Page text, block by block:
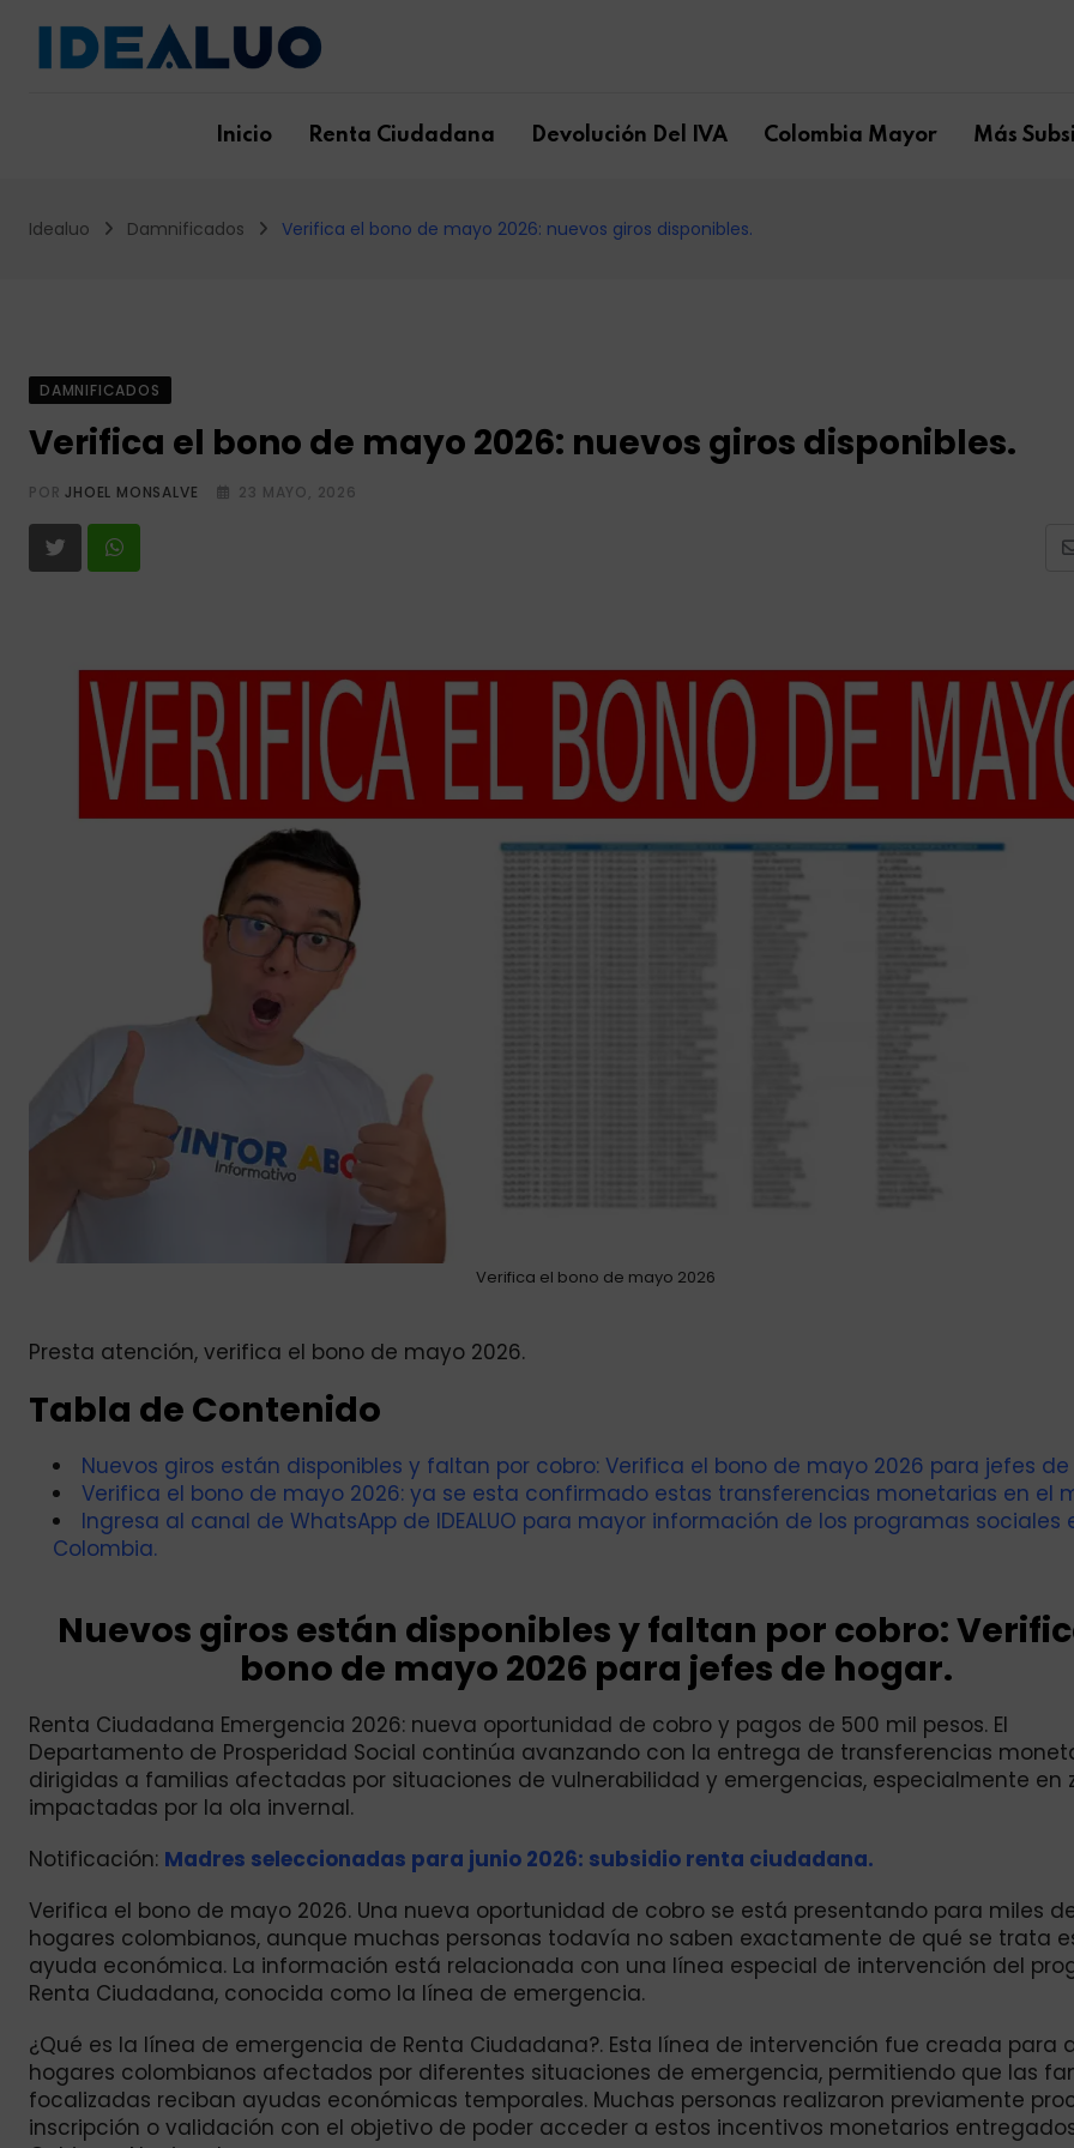
content
Inicio Renta Ciudadana Devolución Del IVA Colombia Mayor Más
Idealuo Damnificados Verifica el bono de mayo 2026: nuevos giros disponibles.
DAMNIFICADOS
Verifica el bono de mayo 2026: nuevos giros disponibles.
PORJHOEL MONSALVE 23 MAYO, 2026
Verifica el bono de mayo 2026
Presta atención, verifica el bono de mayo 2026.
Tabla de Contenido
Nuevos giros están disponibles y faltan por cobro: Verifica el bono de mayo 2026 para jefes
Verifica el bono de mayo 2026: ya se esta confirmado estas transferencias monetarias en el
Ingresa al canal de WhatsApp de IDEALUO para mayor información de los programas sociales
Colombia.
Nuevos giros están disponibles y faltan por cobro:
bono de mayo 2026 para jefes de hogar.
Renta Ciudadana Emergencia 2026: nueva oportunidad de cobro y pagos de 500 mil pesos. El
Departamento de Prosperidad Social continúa avanzando con la entrega de transferencias
dirigidas a familias afectadas por situaciones de vulnerabilidad y emergencias, especialmente en
impactadas por la ola invernal.
Notificación: Madres seleccionadas para junio 2026: subsidio renta ciudadana.
Verifica el bono de mayo 2026. Una nueva oportunidad de cobro se está presentando para miles
hogares colombianos, aunque muchas personas todavía no saben exactamente de qué se trata
ayuda económica. La información está relacionada con una línea especial de intervención del
Renta Ciudadana, conocida como la línea de emergencia.
¿Qué es la línea de emergencia de Renta Ciudadana?. Esta línea de intervención fue creada para
hogares colombianos afectados por diferentes situaciones de emergencia, permitiendo que las
focalizadas reciban ayudas económicas temporales. Muchas personas realizaron previamente
inscripción o validación con el objetivo de poder acceder a estos incentivos monetarios